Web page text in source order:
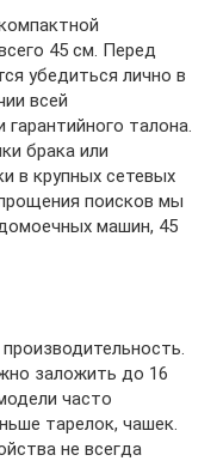
45 см. Перед
убедиться лично в
всей
талона.
брака или
в крупных сетевых
поисков мы
машин, 45
заложить до 16
часто
тарелок, чашек.
не всегда